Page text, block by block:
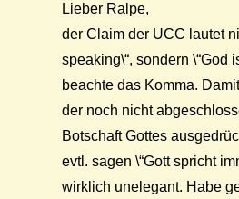
Lieber Ralpe,
der Claim der UCC lautet
speaking\“, sondern \“God
beachte das Komma.
der noch nicht
Botschaft Gottes
evtl. sagen \“Gott spricht
wirklich unelegant. Habe